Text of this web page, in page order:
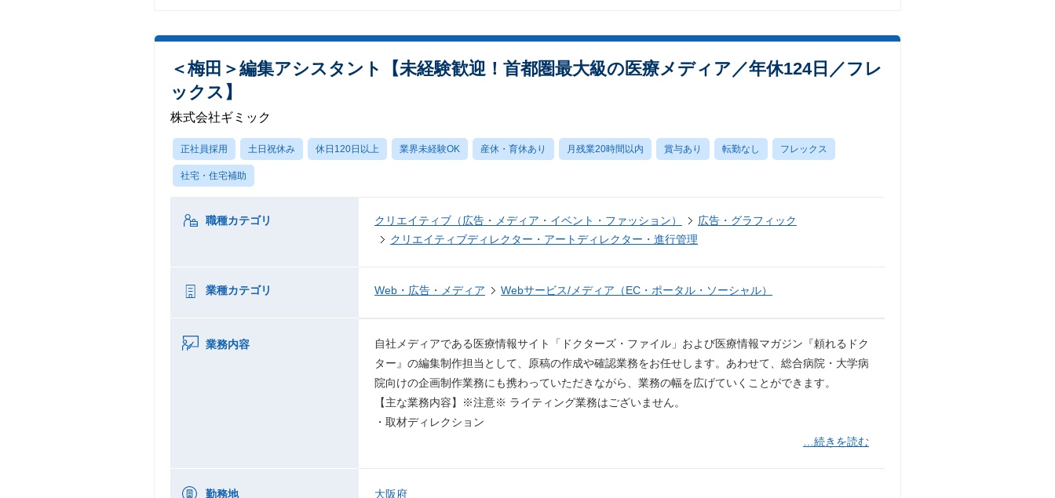
＜梅田＞編集アシスタント【未経験歓迎！首都圏最大級の医療メディア／年休124日／フレ
ックス】
株式会社ギミック
正社員採用 土日祝休み 休日120日以上 業界未経験OK 産休・育休あり 月残業20時間以内 賞与あり 転勤なし フレックス
社宅・住宅補助
職種カテゴリ クリエイティブ（広告・メディア・イベント・ファッション）
広告・グラフィック
クリエイティブディレクター・アートディレクター・進行管理
業種カテゴリ Web・広告・メディア Webサービス/メディア（EC・ポータル・ソーシャル）
業務内容
自社メディアである医療情報サイト「ドクターズ・ファイル」および医療情報マガジン『頼れるドク
ター』の編集制作担当として、原稿の作成や確認業務をお任せします。あわせて、総合病院・大学病
院向けの企画制作業務にも携わっていただきながら、業務の幅を広げていくことができます。
【主な業務内容】※注意※ ライティング業務はございません。
・取材ディレクション
…続きを読む
勤務地 大阪府